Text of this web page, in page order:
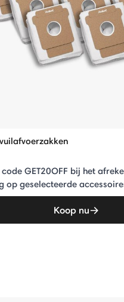
GET20OFF bij het
op geselecteerde
Koop nu